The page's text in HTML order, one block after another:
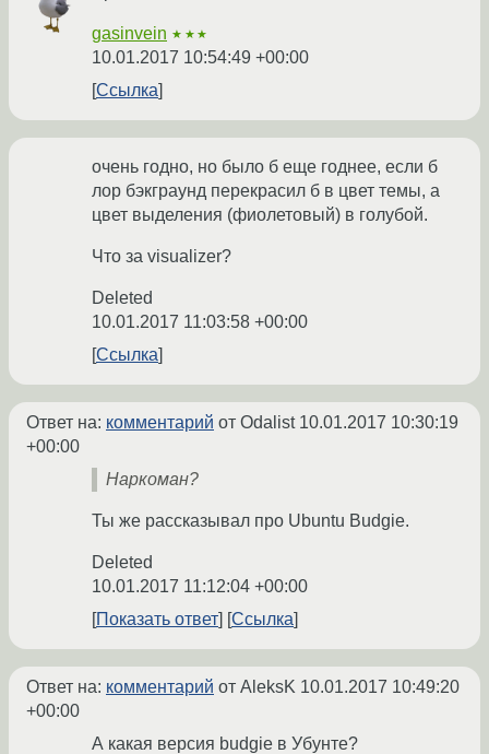
gasinvein ★★★
10.01.2017 10:54:49 +00:00
Ссылка
очень годно, но было б еще годнее, если б
лор бэкграунд перекрасил б в цвет темы, а
цвет выделения (фиолетовый) в голубой.
Что за visualizer?
Deleted
10.01.2017 11:03:58 +00:00
Ссылка
Ответ на: комментарий от Odalist 10.01.2017 10:30:19
+00:00
Наркоман?
Ты же рассказывал про Ubuntu Budgie.
Deleted
10.01.2017 11:12:04 +00:00
Показать ответ
Ссылка
Ответ на: комментарий от AleksK 10.01.2017 10:49:20
+00:00
А какая версия budgie в Убунте?